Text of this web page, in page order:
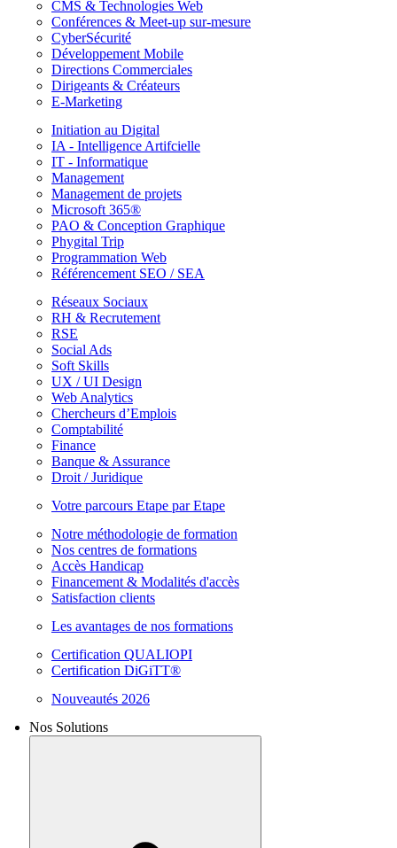
CMS & Technologies Web
Conférences & Meet-up sur-mesure
CyberSécurité
Développement Mobile
Directions Commerciales
Dirigeants & Créateurs
E-Marketing
Initiation au Digital
IA - Intelligence Artifcielle
IT - Informatique
Management
Management de projets
Microsoft 365®
PAO & Conception Graphique
Phygital Trip
Programmation Web
Référencement SEO / SEA
Réseaux Sociaux
RH & Recrutement
RSE
Social Ads
Soft Skills
UX / UI Design
Web Analytics
Chercheurs d’Emplois
Comptabilité
Finance
Banque & Assurance
Droit / Juridique
Votre parcours Etape par Etape
Notre méthodologie de formation
Nos centres de formations
Accès Handicap
Financement & Modalités d'accès
Satisfaction clients
Les avantages de nos formations
Certification QUALIOPI
Certification DiGiTT®
Nouveautés 2026
Nos Solutions